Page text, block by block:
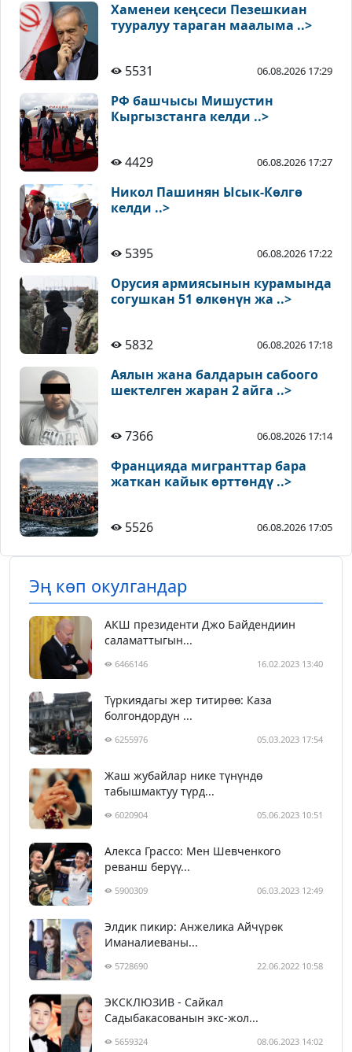
Хаменеи кеңсеси Пезешкиан
тууралуу тараган маалыма ..>
5531 06.08.2026 17:29
РФ башчысы Мишустин
Кыргызстанга келди ..>
4429 06.08.2026 17:27
Никол Пашинян Ысык-Көлгө
келди ..>
5395 06.08.2026 17:22
Орусия армиясынын курамында
согушкан 51 өлкөнүн жа ..>
5832 06.08.2026 17:18
Аялын жана балдарын сабоого
шектелген жаран 2 айга ..>
7366 06.08.2026 17:14
Францияда мигранттар бара
жаткан кайык өрттөндү ..>
5526 06.08.2026 17:05
Эң көп окулгандар
АКШ президенти Джо Байдендиин
саламаттыгын...
6466146 16.02.2023 13:40
Түркиядагы жер титирөө: Каза
болгондордун ...
6255976 05.03.2023 17:54
Жаш жубайлар нике түнүндө
табышмактуу түрд...
6020904 05.06.2023 10:51
Алекса Грассо: Мен Шевченкого
реванш берүү...
5900309 06.03.2023 12:49
Элдик пикир: Анжелика Айчүрөк
Иманалиеваны...
5728690 22.06.2022 10:58
ЭКСКЛЮЗИВ - Сайкал
Садыбакасованын экс-жол...
5659324 08.06.2023 14:02